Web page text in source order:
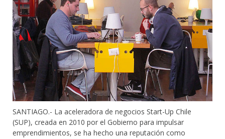
SANTIAGO.- La aceleradora de negocios Start-Up Chile
(SUP), creada en 2010 por el Gobierno para impulsar
emprendimientos, se ha hecho una reputación como